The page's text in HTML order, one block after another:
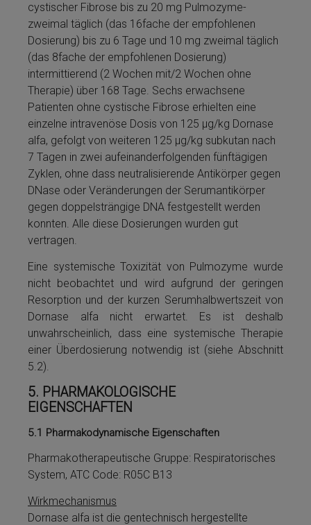
cystischer Fibrose bis zu 20 mg Pulmozyme­
zweimal täglich (das 16fache der empfohlenen
Dosierung) bis zu 6 Tage und 10 mg zweimal täglich
(das 8fache der empfohlenen Dosierung)
intermittierend (2 Wochen mit/2 Wochen ohne
Therapie) über 168 Tage. Sechs erwachsene
Patienten ohne cystische Fibrose erhielten eine
einzelne intravenöse Dosis von 125 µg/kg Dor­nase
al­fa, gefolgt von wei­te­ren 125 µg/kg subkutan nach
7 Tagen in zwei aufeinanderfolgenden fünftägigen
Zyklen, ohne dass neu­tralisierende Antikörper ge­gen
DNase oder Ver­än­de­run­gen der Serumantikörper
ge­gen doppelsträngige DNA festgestellt werden
konnten. Alle diese Dosierungen wurden gut
vertragen.
Eine systemische Toxizität von Pulmozyme­ wurde
nicht be­ob­ach­tet und wird aufgrund der geringen
Resorption und der kurzen Serumhalbwertszeit von
Dor­nase al­fa nicht erwartet. Es ist deshalb
unwahrscheinlich, dass eine systemische Therapie
ei­ner Überdosierung notwendig ist (siehe Abschnitt
5.2).
5. PHARMAKOLOGISCHE
EIGENSCHAFTEN
5.1 Pharmakodynamische Eigenschaften
Pharmakotherapeutische Grup­pe: Respiratorisches
System, ATC Code: R05C B13
Wirkmechanismus
Dor­nase al­fa ist die gen­tech­nisch her­ge­stellte